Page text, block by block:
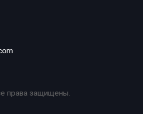
права защищены.